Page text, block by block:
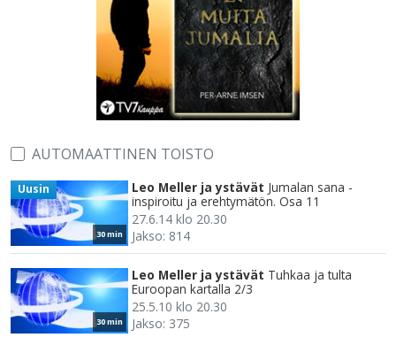
AUTOMAATTINEN TOISTO
30 min
Uusin Leo Meller ja ystävät Jumalan sana -
inspiroitu ja erehtymätön. Osa 11
27.6.14 klo 20.30
Jakso: 814
30 min
Leo Meller ja ystävät Tuhkaa ja tulta
Euroopan kartalla 2/3
25.5.10 klo 20.30
Jakso: 375